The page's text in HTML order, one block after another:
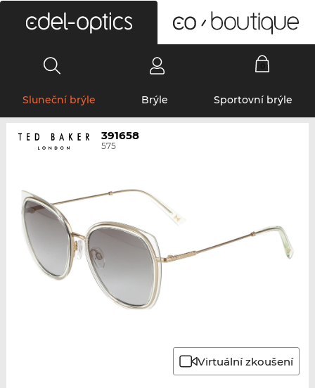
Sluneční brýle Brýle Sportovní brýle
391658
575
Virtuální zkoušení